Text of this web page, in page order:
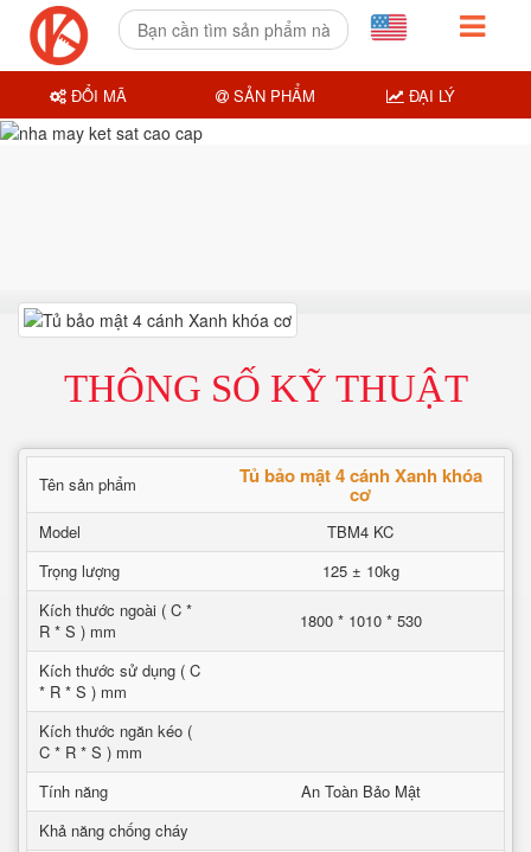
THÔNG SỐ KỸ THUẬT
Tên sản phẩm Tủ bảo mật 4 cánh Xanh khóa
cơ
Model
TBM4 KC
Trọng lượng
125 ± 10kg
Kích thước ngoài ( C *
R * S ) mm
1800 * 1010 * 530
Kích thước sử dụng ( C
* R * S ) mm
Kích thước ngăn kéo (
C * R * S ) mm
Tính năng
An Toàn Bảo Mật
Khả năng chống cháy
ĐỔI MÃ SẢN PHẨM ĐẠI LÝ